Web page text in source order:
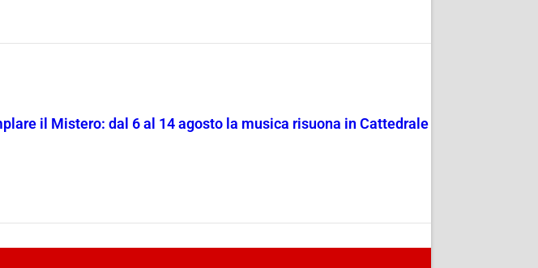
il Mistero: dal 6 al 14 agosto la musica risuona in Cattedrale